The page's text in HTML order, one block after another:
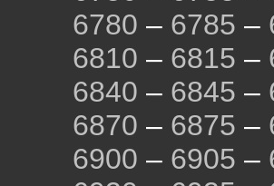
6780 – 6785 –
6810 – 6815 –
6840 – 6845 –
6870 – 6875 –
6900 – 6905 –